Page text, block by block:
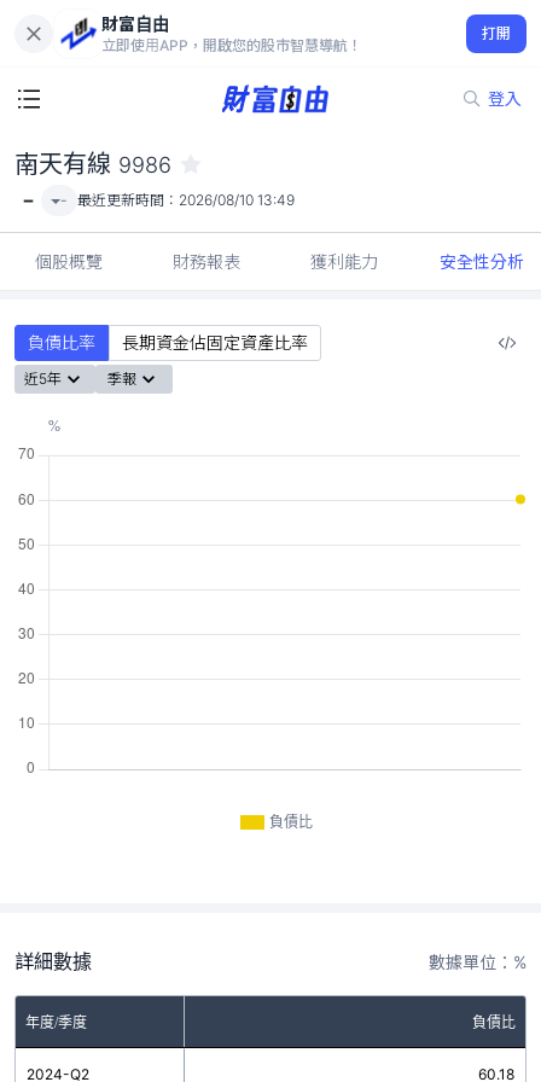
財富自由
立即使用APP，開啟您的股市智慧導航！
打開
登入
-
南天有線 9986
- - 最近更新時間： 2026/08/10 13:49
個股概覽 財務報表 獲利能力 安全性分析
負債比率 長期資金佔固定資產比率
近5年 季報
負債比
詳細數據 數據單位：%
年度/季度 負債比
2024-Q2 60.18